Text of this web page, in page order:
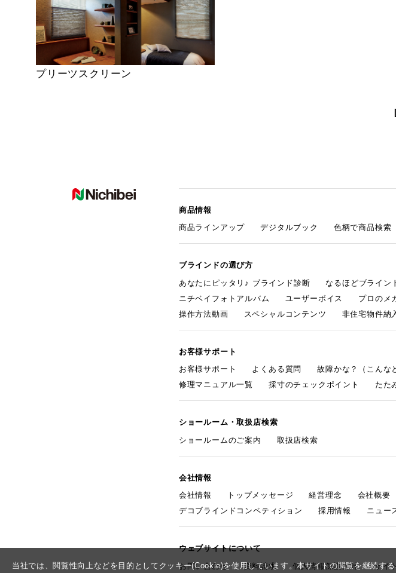
当社では、閲覧性向上などを目的としてクッキー(Cookie)を使用しています。本サイトの閲覧を継続す
プリーツスクリーン
商品情報
商品ラインアップ
デジタルブック 色柄で商品検索
ブラインドの選び方
あなたにピッタリ♪ ブラインド診断
なるほどブライン
ニチベイフォトアルバム
ユーザーボイス プロのメ
操作方法動画
スペシャルコンテンツ 非住宅物件納
お客様サポート
お客様サポート
よくある質問 故障かな？（こんな
修理マニュアル一覧
採寸のチェックポイント たた
ショールーム・取扱店検索
ショールームのご案内
取扱店検索
会社情報
会社情報
トップメッセージ 経営理念 会社概要
デコブラインドコンペティション
採用情報 ニュー
ウェブサイトについて
お問い合わせ
資料請求 個人情報保護方針 サイ